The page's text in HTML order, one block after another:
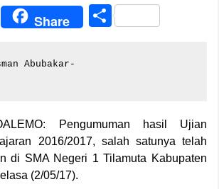
WhatsApp
Share Share
Abubakar-
Pengumuman hasil Ujian
2016/2017, salah satunya telah
di SMA Negeri 1 Tilamuta Kabupaten
(2/05/17).